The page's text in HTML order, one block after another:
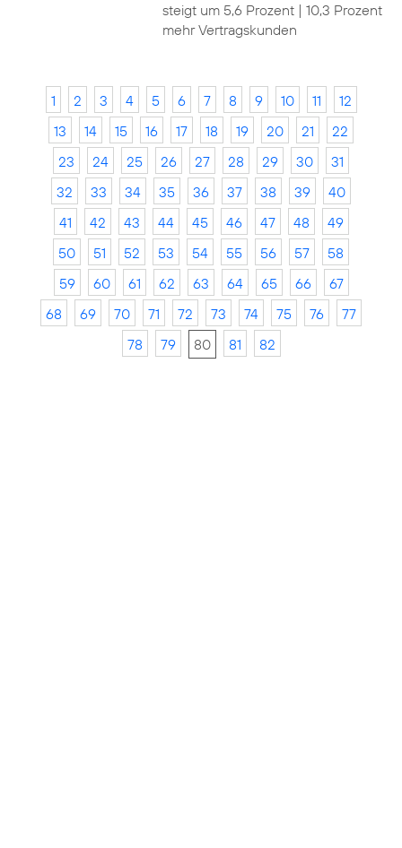
steigt um 5,6 Prozent | 10,3 Prozent
mehr Vertragskunden
1 2 3 4 5 6 7 8 9 10 11
12
13
14 15 16 17 18 19 20 21
22
23
24 25 26 27 28 29 30
31
32
33 34 35 36 37 38 39
40
41
42 43 44 45 46 47 48
49
50
51 52 53 54 55 56 57
58
59
60 61 62 63 64 65 66
67
68
69 70 71 72 73 74 75 76
77
78
79 80 81 82